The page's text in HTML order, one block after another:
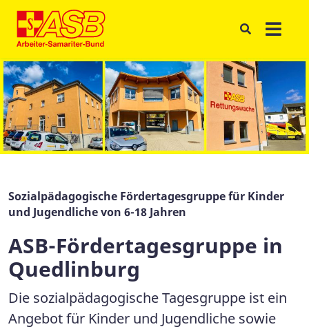
Sozialpädagogische Fördertagesgruppe für Kinder
und Jugendliche von 6-18 Jahren
ASB-Fördertagesgruppe in
Quedlinburg
Die sozialpädagogische Tagesgruppe ist ein
Angebot für Kinder und Jugendliche sowie